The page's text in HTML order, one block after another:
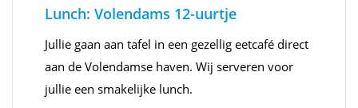
Lunch: Volendams 12-uurtje
Jullie gaan aan tafel in een gezellig eetcafé direct
aan de Volendamse haven. Wij serveren voor
jullie een smakelijke lunch.